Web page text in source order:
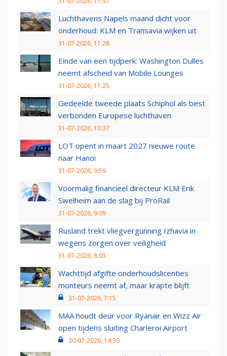
Luchthavens Napels maand dicht voor
onderhoud: KLM en Transavia wijken uit
31-07-2026, 11:28
Einde van een tijdperk: Washington Dulles
neemt afscheid van Mobile Lounges
31-07-2026, 11:25
Gedeelde tweede plaats Schiphol als best
verbonden Europese luchthaven
31-07-2026, 10:37
LOT opent in maart 2027 nieuwe route
naar Hanoi
31-07-2026, 9:59
Voormalig financieel directeur KLM Erik
Swelheim aan de slag bij ProRail
31-07-2026, 9:09
Rusland trekt vliegvergunning Izhavia in
wegens zorgen over veiligheid
31-07-2026, 8:03
Wachttijd afgifte onderhoudslicenties
monteurs neemt af, maar krapte blijft
31-07-2026, 7:15
MAA houdt deur voor Ryanair en Wizz Air
open tijdens sluiting Charleroi Airport
30-07-2026, 14:30